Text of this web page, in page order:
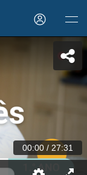
00:00 / 27:31